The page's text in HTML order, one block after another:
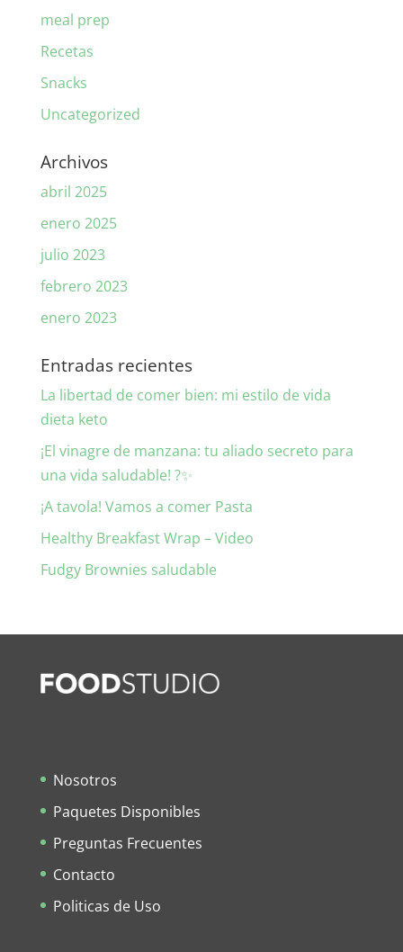
meal prep
Recetas
Snacks
Uncategorized
Archivos
abril 2025
enero 2025
julio 2023
febrero 2023
enero 2023
Entradas recientes
La libertad de comer bien: mi estilo de vida
dieta keto
¡El vinagre de manzana: tu aliado secreto para
una vida saludable! ?✨
¡A tavola! Vamos a comer Pasta
Healthy Breakfast Wrap – Video
Fudgy Brownies saludable
Nosotros
Paquetes Disponibles
Preguntas Frecuentes
Contacto
Politicas de Uso